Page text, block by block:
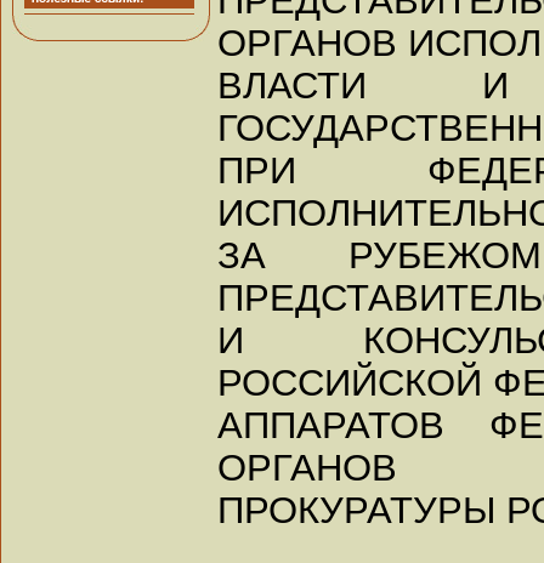
ОРГАНОВ
ВЛАСТИ И
ПРИ
ЗА
И
РОССИЙСКОЙ
АППАРАТОВ
ОРГАНОВ
ПРОКУРАТУРЫ